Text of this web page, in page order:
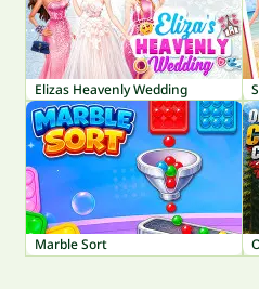
Elizas Heavenly Wedding
Marble Sort